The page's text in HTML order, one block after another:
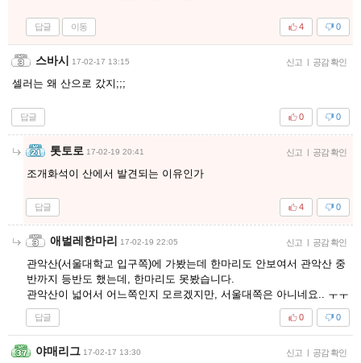
답글 이동 0
4
스바시 17-02-17 13:15 신고 | 공감 확인
셀러는 왜 산으로 갔지;;;
답글 0
0
톳토로 17-02-19 20:41 신고 | 공감 확인
조개화석이 산에서 발견되는 이유인가
답글 0
4
애벌레한마리 17-02-19 22:05 신고 | 공감 확인
관악산(서울대학교 입구쪽)에 가봤는데 한마리도 안보여서 관악산 중
반까지 등반도 했는데, 한마리도 못봤습니다.
관악산이 넓어서 어느쪽인지 모르겠지만, 서울대쪽은 아니네요.. ㅜㅜ
답글 0
0
야매리그 17-02-17 13:30 신고 | 공감 확인